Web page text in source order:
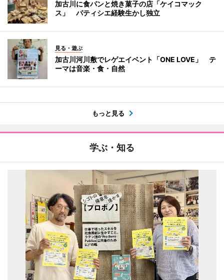
加古川に食パンと焼き菓子の店「ケイコマック
ス」 パティシエ経験生かし独立
見る・遊ぶ
加古川河川敷でレゲエイベント「ONE LOVE」 テ
ーマは音楽・食・自然
もっと見る
学ぶ・知る